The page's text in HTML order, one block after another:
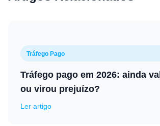
Tráfego Pago
Tráfego pago em 2026: ainda
ou virou prejuízo?
Ler artigo